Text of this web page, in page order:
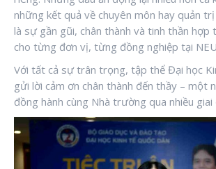
những kết quả về chuyên môn hay quản
là sự gần gũi, chân thành và tinh thần hợp
cho từng đơn vị, từng đồng nghiệp tại
Với tất cả sự trân trọng, tập thể Đại học
gửi lời cảm ơn chân thành đến thầy – một
đồng hành cùng Nhà trường qua nhiều